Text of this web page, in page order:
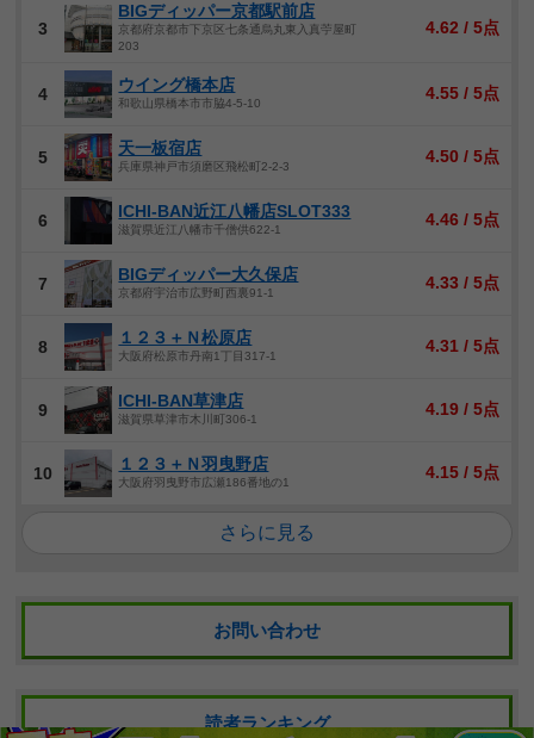
3
BIGディッパー京都駅前店
京都府京都市下京区七条通烏丸東入真苧屋町
203
4.62 / 5点
4 ウイング橋本店
和歌山県橋本市市脇4-5-10
4.55 / 5点
5 天一板宿店
兵庫県神戸市須磨区飛松町2-2-3
4.50 / 5点
6 ICHI-BAN近江八幡店SLOT333
滋賀県近江八幡市千僧供622-1
4.46 / 5点
7 BIGディッパー大久保店
京都府宇治市広野町西裏91-1
4.33 / 5点
8 １２３＋Ｎ松原店
大阪府松原市丹南1丁目317-1
4.31 / 5点
9 ICHI-BAN草津店
滋賀県草津市木川町306-1
4.19 / 5点
10 １２３＋Ｎ羽曳野店
大阪府羽曳野市広瀬186番地の1
4.15 / 5点
さらに見る
お問い合わせ
読者ランキング